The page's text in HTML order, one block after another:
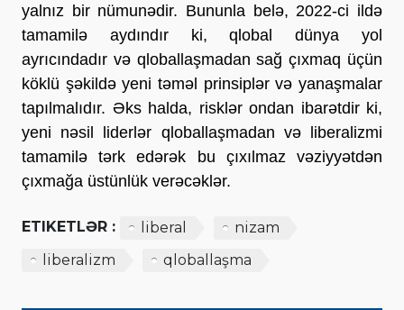
yalnız bir nümunədir. Bununla belə, 2022-ci ildə
tamamilə aydındır ki, qlobal dünya yol
ayrıcındadır və qloballaşmadan sağ çıxmaq üçün
köklü şəkildə yeni təməl prinsiplər və yanaşmalar
tapılmalıdır. Əks halda, risklər ondan ibarətdir ki,
yeni nəsil liderlər qloballaşmadan və liberalizmi
tamamilə tərk edərək bu çıxılmaz vəziyyətdən
çıxmağa üstünlük verəcəklər.
ETIKETLƏR : liberal
nizam
liberalizm
qloballaşma